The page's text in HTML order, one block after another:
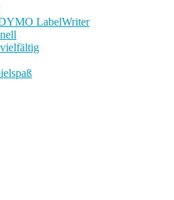
LabelWriter